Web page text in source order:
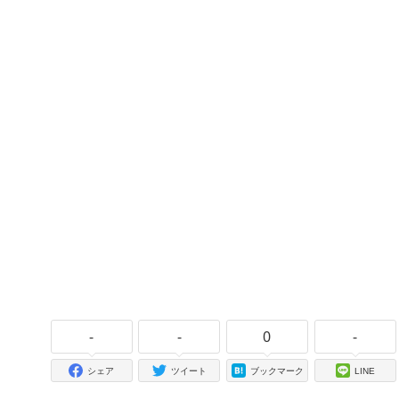
-
シェア
-
ツイート
0
ブックマーク
-
LINE